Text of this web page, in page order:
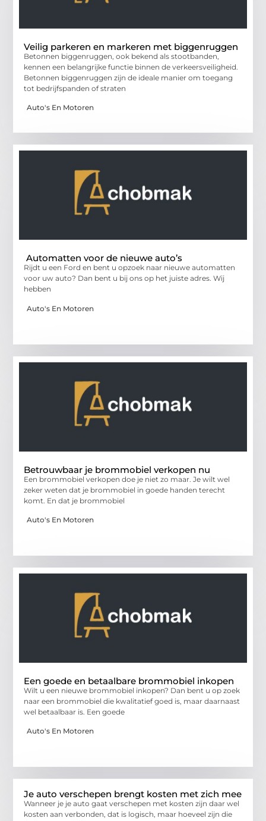
Veilig parkeren en markeren met biggenruggen
Betonnen biggenruggen, ook bekend als stootbanden,
kennen een belangrijke functie binnen de verkeersveiligheid.
Betonnen biggenruggen zijn de ideale manier om toegang
tot bedrijfspanden of straten
Auto's En Motoren
Automatten voor de nieuwe auto’s
Rijdt u een Ford en bent u opzoek naar nieuwe automatten
voor uw auto? Dan bent u bij ons op het juiste adres. Wij
hebben
Auto's En Motoren
Betrouwbaar je brommobiel verkopen nu
Een brommobiel verkopen doe je niet zo maar. Je wilt wel
zeker weten dat je brommobiel in goede handen terecht
komt. En dat je brommobiel
Auto's En Motoren
Een goede en betaalbare brommobiel inkopen
Wilt u een nieuwe brommobiel inkopen? Dan bent u op zoek
naar een brommobiel die kwalitatief goed is, maar daarnaast
wel betaalbaar is. Een goede
Auto's En Motoren
Je auto verschepen brengt kosten met zich mee
Wanneer je je auto gaat verschepen met kosten zijn daar wel
kosten aan verbonden, dat is logisch, maar hoeveel zijn die